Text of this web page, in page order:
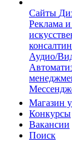
Сайты
Реклама
Аудио/
Магазин
Конкурсы
Вакансии
Поиск